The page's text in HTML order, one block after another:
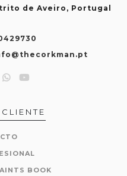
de Aveiro, Portugal
BOOK